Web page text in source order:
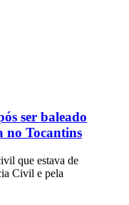
ser baleado
no Tocantins
que estava de
Civil e pela